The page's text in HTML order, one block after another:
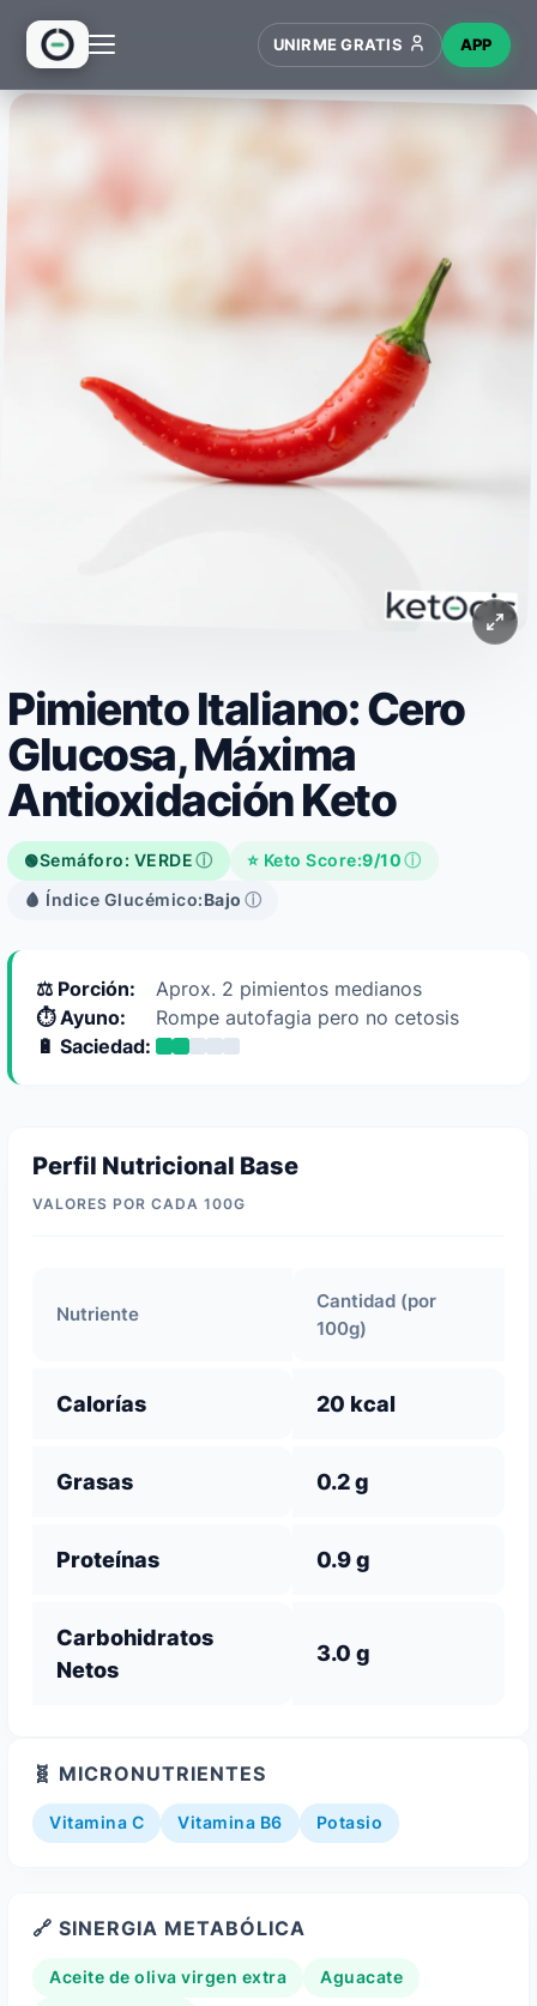
UNIRME GRATIS APP
Pimiento Italiano: Cero
Glucosa, Máxima
Antioxidación Keto
🟢Semáforo: VERDEⓘ ⭐ Keto Score:9/10ⓘ
🩸 Índice Glucémico:Bajo ⓘ
⚖️ Porción:
Aprox. 2 pimientos medianos
⏱️ Ayuno:
Rompe autofagia pero no cetosis
🔋 Saciedad:
Perfil Nutricional Base
VALORES POR CADA 100G
Nutriente
Cantidad (por
100g)
Calorías 20 kcal
Grasas 0.2 g
Proteínas 0.9 g
Carbohidratos
Netos
3.0 g
🧬 MICRONUTRIENTES
Vitamina C Vitamina B6 Potasio
🔗 SINERGIA METABÓLICA
Aceite de oliva virgen extra Aguacate